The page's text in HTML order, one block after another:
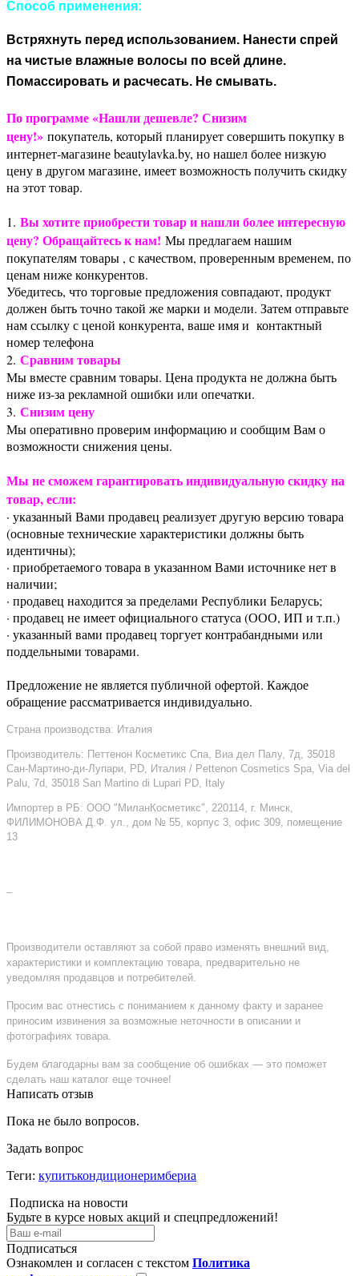
Способ применения:
Встряхнуть перед использованием. Нанести спрей
на чистые влажные волосы по всей длине.
Помассировать и расчесать. Не смывать.
По программе «Нашли дешевле? Снизим
цену!» покупатель, который планирует совершить покупку в
интернет-магазине beautylavka.by, но нашел более низкую
цену в другом магазине, имеет возможность получить скидку
на этот товар.
1. Вы хотите приобрести товар и нашли более интересную
цену? Обращайтесь к нам! Мы предлагаем нашим
покупателям товары , с качеством, проверенным временем, по
ценам ниже конкурентов.
Убедитесь, что торговые предложения совпадают, продукт
должен быть точно такой же марки и модели. Затем отправьте
нам ссылку с ценой конкурента, ваше имя и контактный
номер телефона
2. Сравним товары
Мы вместе сравним товары. Цена продукта не должна быть
ниже из-за рекламной ошибки или опечатки.
3. Снизим цену
Мы оперативно проверим информацию и сообщим Вам о
возможности снижения цены.
Мы не сможем гарантировать индивидуальную скидку на
товар, если:
· указанный Вами продавец реализует другую версию товара
(основные технические характеристики должны быть
идентичны);
· приобретаемого товара в указанном Вами источнике нет в
наличии;
· продавец находится за пределами Республики Беларусь;
· продавец не имеет официального статуса (ООО, ИП и т.п.)
· указанный вами продавец торгует контрабандными или
поддельными товарами.
Предложение не является публичной офертой. Каждое
обращение рассматривается индивидуально.
Страна производства: Италия
Производитель: Петтенон Косметикс Спа, Виа дел Палу, 7д, 35018
Сан-Мартино-ди-Лупари, PD, Италия / Pettenon Cosmetics Spa, Via del
Palu, 7d, 35018 San Martino di Lupari PD, Italy
Импортер в РБ: ООО "МиланКосметикс", 220114, г. Минск,
ФИЛИМОНОВА Д.Ф. ул., дом № 55, корпус 3, офис 309, помещение
13
–
Производители оставляют за собой право изменять внешний вид,
характеристики и комплектацию товара, предварительно не
уведомляя продавцов и потребителей.
Просим вас отнестись с пониманием к данному факту и заранее
приносим извинения за возможные неточности в описании и
фотографиях товара.
Будем благодарны вам за сообщение об ошибках — это поможет
сделать наш каталог еще точнее!
Написать отзыв
Пока не было вопросов.
Задать вопрос
Теги: купитькондиционеримбериа
Подписка на новости
Будьте в курсе новых акций и спецпредложений!
Подписаться
Ознакомлен и согласен с текстом Политика